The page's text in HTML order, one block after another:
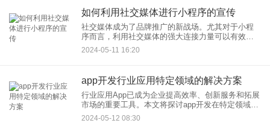
如何利用社交媒体进行小程序的宣传
社交媒体成为了品牌推广的新战场。尤其对于小程
序而言，利用社交媒体的强大连接力量可以有效提
高其知名度与用户参与度。本文旨在探讨如何通过
社交媒体营销来实现小程序的有效宣传，并介绍一
2024-05-11 16:20
app开发行业应用特定领域的解决方案
行业应用App已成为企业提高效率、创新服务和拓展
市场的重要工具。本文将探讨app开发在特定领域的
应用和解决方案，如何通过App定制方案来满足各行
各业的独特需求，并分析App行业解决方案在实践中
2024-05-12 08:30